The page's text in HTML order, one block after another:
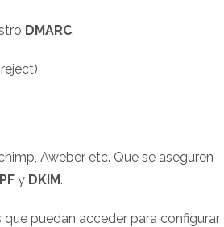
DMARC.
Aweber etc. Que se aseguren
y DKIM.
que puedan acceder para configurar